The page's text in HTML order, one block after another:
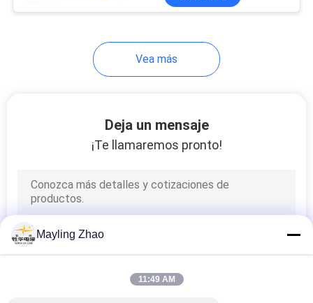
instrumento
Cable alta
temperatura
3x240+1x120mm2
Vea más
Deja un mensaje
¡Te llamaremos pronto!
Mayling Zhao
11:49 AM